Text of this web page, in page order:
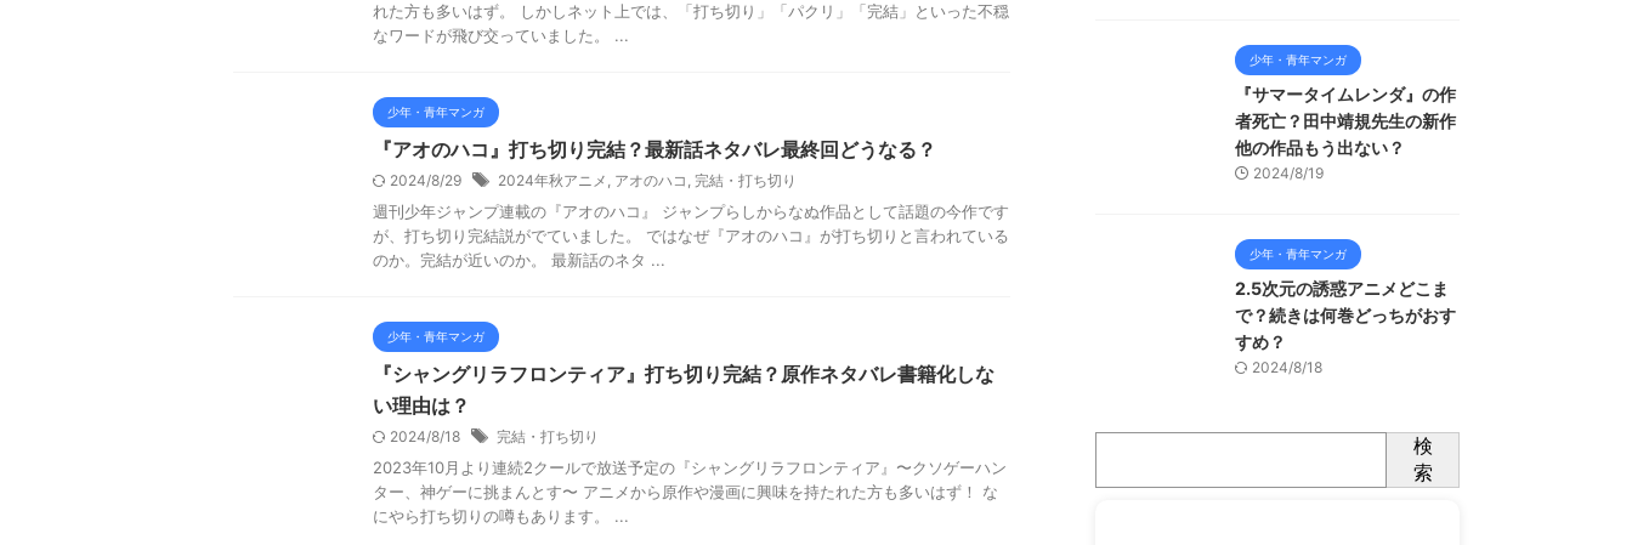
れた方も多いはず。 しかしネット上では、「打ち切り」「パクリ」「完結」といった不穏
なワードが飛び交っていました。 ...
少年・青年マンガ
『アオのハコ』打ち切り完結？最新話ネタバレ最終回どうなる？
2024/8/29 2024年秋アニメ , アオのハコ , 完結・打ち切り
週刊少年ジャンプ連載の『アオのハコ』 ジャンプらしからなぬ作品として話題の今作です
が、打ち切り完結説がでていました。 ではなぜ『アオのハコ』が打ち切りと言われている
のか。完結が近いのか。 最新話のネタ ...
少年・青年マンガ
『シャングリラフロンティア』打ち切り完結？原作ネタバレ書籍化しな
い理由は？
2024/8/18 完結・打ち切り
2023年10月より連続2クールで放送予定の『シャングリラフロンティア』〜クソゲーハン
ター、神ゲーに挑まんとす〜 アニメから原作や漫画に興味を持たれた方も多いはず！ な
にやら打ち切りの噂もあります。 ...
少年・青年マンガ
『サマータイムレンダ』の作
者死亡？田中靖規先生の新作
他の作品もう出ない？
2024/8/19
少年・青年マンガ
2.5次元の誘惑アニメどこま
で？続きは何巻どっちがおす
すめ？
2024/8/18
検
索